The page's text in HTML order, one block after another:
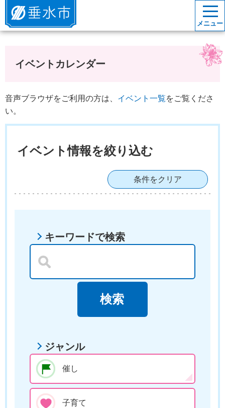
垂水市
メニュー
イベントカレンダー
音声ブラウザをご利用の方は、 イベント一覧をご覧くださ
い。
イベント情報を絞り込む
条件をクリア
キーワードで検索
ジャンル
催し
子育て